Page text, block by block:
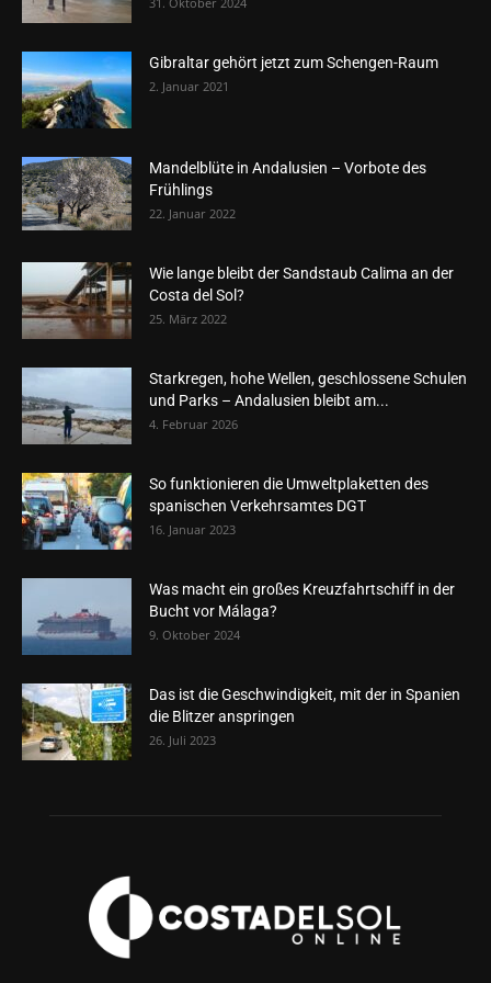
Gibraltar gehört jetzt zum Schengen-Raum
2. Januar 2021
Mandelblüte in Andalusien – Vorbote des
Frühlings
22. Januar 2022
Wie lange bleibt der Sandstaub Calima an der
Costa del Sol?
25. März 2022
Starkregen, hohe Wellen, geschlossene Schulen
und Parks – Andalusien bleibt am...
4. Februar 2026
So funktionieren die Umweltplaketten des
spanischen Verkehrsamtes DGT
16. Januar 2023
Was macht ein großes Kreuzfahrtschiff in der
Bucht vor Málaga?
9. Oktober 2024
Das ist die Geschwindigkeit, mit der in Spanien
die Blitzer anspringen
26. Juli 2023